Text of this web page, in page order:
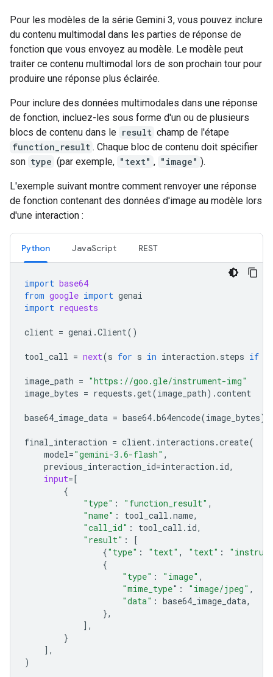
Pour les modèles de la série Gemini 3, vous pouvez inclure
du contenu multimodal dans les parties de réponse de
fonction que vous envoyez au modèle. Le modèle peut
traiter ce contenu multimodal lors de son prochain tour pour
produire une réponse plus éclairée.
Pour inclure des données multimodales dans une réponse
de fonction, incluez-les sous forme d'un ou de plusieurs
blocs de contenu dans le result champ de l'étape
function_result . Chaque bloc de contenu doit spécifier
son type (par exemple, "text" , "image" ).
L'exemple suivant montre comment renvoyer une réponse
de fonction contenant des données d'image au modèle lors
d'une interaction :
Python JavaScript REST
import base64
from google import genai
import requests
client = genai .Client()
tool_call = next(s for s in interaction . steps if
image_path = "https://goo.gle/instrument-img"
image_bytes = requests .get(image_path) .content
base64_image_data = base64.b64encode(image_bytes)
final_interaction = client. interactions .create(
model="gemini-3.6-flash" ,
previous_interaction_id=interaction . id,
input= [
{
"type" : "function_result" ,
"name" : tool_call .name,
"call_id" : tool_call . id,
"result" :
[
{"type" : "text" , "text" :
{
"type" : "image" ,
"mime_type" : "image/jpeg" ,
"data" : base64_image_data,
},
],
}
],
)